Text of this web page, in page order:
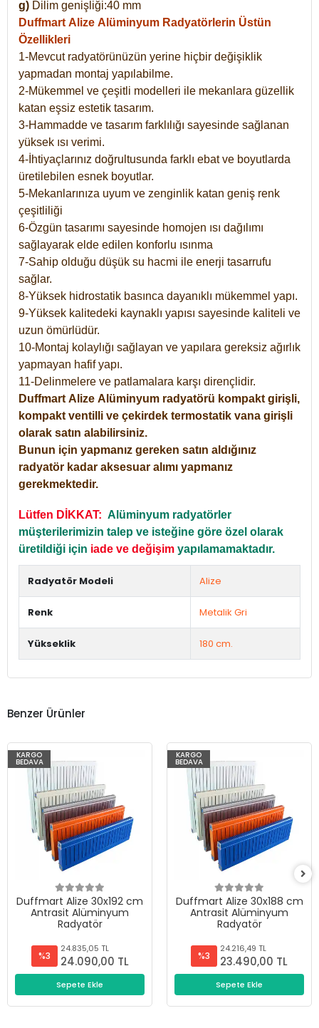
g) Dilim genişliği:40 mm
Duffmart Alize Alüminyum Radyatörlerin Üstün
Özellikleri
1-Mevcut radyatörünüzün yerine hiçbir değişiklik
yapmadan montaj yapılabilme.
2-Mükemmel ve çeşitli modelleri ile mekanlara güzellik
katan eşsiz estetik tasarım.
3-Hammadde ve tasarım farklılığı sayesinde sağlanan
yüksek ısı verimi.
4-İhtiyaçlarınız doğrultusunda farklı ebat ve boyutlarda
üretilebilen esnek boyutlar.
5-Mekanlarınıza uyum ve zenginlik katan geniş renk
çeşitliliği
6-Özgün tasarımı sayesinde homojen ısı dağılımı
sağlayarak elde edilen konforlu ısınma
7-Sahip olduğu düşük su hacmi ile enerji tasarrufu
sağlar.
8-Yüksek hidrostatik basınca dayanıklı mükemmel yapı.
9-Yüksek kalitedeki kaynaklı yapısı sayesinde kaliteli ve
uzun ömürlüdür.
10-Montaj kolaylığı sağlayan ve yapılara gereksiz ağırlık
yapmayan hafif yapı.
11-Delinmelere ve patlamalara karşı dirençlidir.
Duffmart Alize Alüminyum radyatörü kompakt girişli,
kompakt ventilli ve çekirdek termostatik vana girişli
olarak satın alabilirsiniz.
Bunun için yapmanız gereken satın aldığınız
radyatör kadar aksesuar alımı yapmanız
gerekmektedir.
Lütfen DİKKAT: Alüminyum radyatörler
müşterilerimizin talep ve isteğine göre özel olarak
üretildiği için iade ve değişim yapılamamaktadır.
Radyatör Modeli Alize
Renk Metalik Gri
Yükseklik 180 cm.
Benzer Ürünler
KARGO
BEDAVA
Duffmart Alize 30x192 cm
Antrasit Alüminyum
Radyatör
%3
24.835,05 TL
24.090,00 TL
Sepete Ekle
KARGO
BEDAVA
Duffmart Alize 30x188 cm
Antrasit Alüminyum
Radyatör
%3
24.216,49 TL
23.490,00 TL
Sepete Ekle